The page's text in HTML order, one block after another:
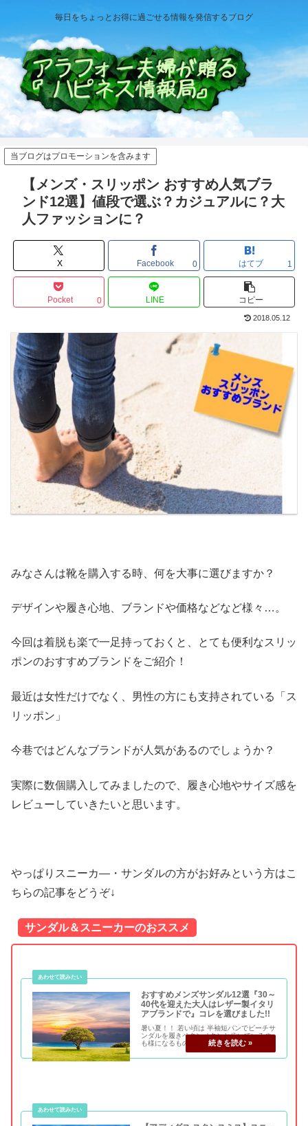
毎日をちょっとお得に過ごせる情報を発信するブログ
当ブログはプロモーションを含みます
【メンズ・スリッポン おすすめ人気ブラ
ンド12選】値段で選ぶ？カジュアルに？大
人ファッションに？
X Facebook 0 はてブ 1
Pocket 0 LINE コピー
2018.05.12
みなさんは靴を購入する時、何を大事に選びますか？
デザインや履き心地、ブランドや価格などなど様々…。
今回は着脱も楽で一足持っておくと、とても便利なスリッ
ポンのおすすめブランドをご紹介！
最近は女性だけでなく、男性の方にも支持されている「ス
リッポン」
今巷ではどんなブランドが人気があるのでしょうか？
実際に数個購入してみましたので、履き心地やサイズ感を
レビューしていきたいと思います。
やっぱりスニーカ―・サンダルの方がお好みという方はこ
ちらの記事をどうぞ↓
サンダル＆スニーカーのおススメ
おすすめメンズサンダル12選『30～
40代を迎えた大人はレザー製イタリ
アブランドで』コレを選びました!!
暑い夏！！ 若い頃は 半袖短パンでビーチサ
ンダルを履きペタンペタンと歩いているの
も様になるもの。 しかし30代～40代の、
アラフォーも近づく大人になるとそうは行
きません。 若者と同じような格好をしてい